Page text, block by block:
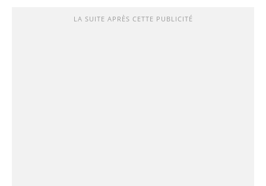
LA SUITE APRÈS CETTE PUBLICITÉ